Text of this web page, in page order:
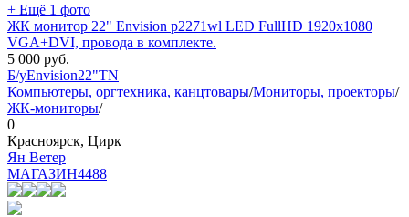
+ Ещё 1 фото
ЖК монитор 22" Envision p2271wl LED FullHD 1920x1080
VGA+DVI, провода в комплекте.
5 000 руб.
Б/уEnvision22"TN
Компьютеры, оргтехника, канцтовары/Мониторы, проекторы/
ЖК-мониторы/
0
Красноярск, Цирк
Ян Ветер
МАГАЗИН4488